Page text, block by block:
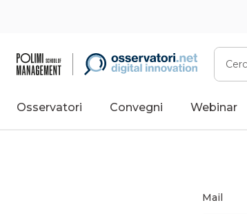
Cerca
Osservatori Convegni Webinar
Mail